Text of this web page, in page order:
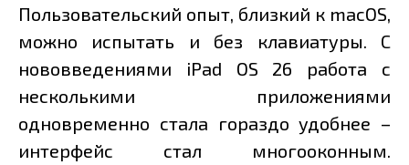
Пользовательский опыт, близкий к macOS,
можно испытать и без клавиатуры. С
нововведениями iPad OS 26 работа с
несколькими приложениями
одновременно стала гораздо удобнее –
интерфейс стал многооконным.